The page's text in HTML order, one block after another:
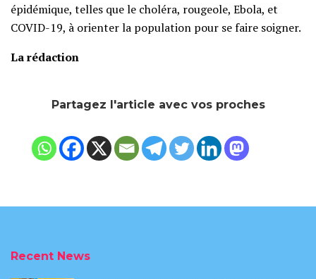
épidémique, telles que le choléra, rougeole, Ebola, et
COVID-19, à orienter la population pour se faire soigner.
La rédaction
Partagez l'article avec vos proches
Recent News